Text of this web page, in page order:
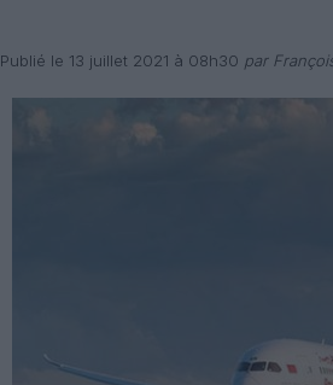
Publié le 13 juillet 2021 à 08h30 par